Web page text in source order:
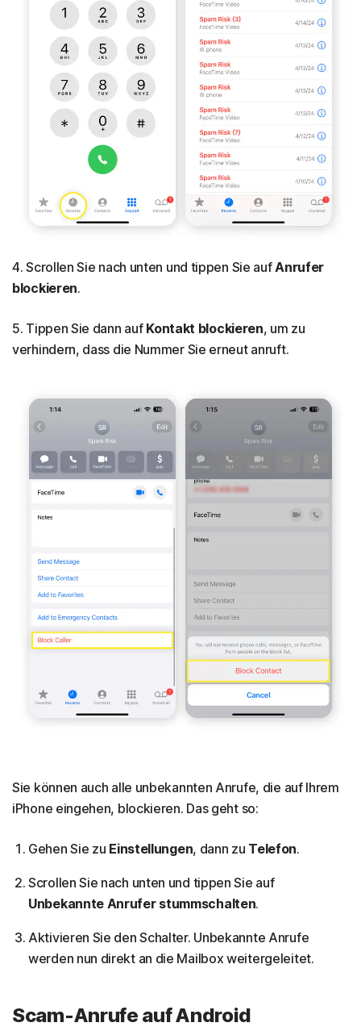
4. Scrollen Sie nach unten und tippen Sie aufAnrufer
blockieren.
5. Tippen Sie dann auf Kontakt blockieren, um zu
verhindern, dass die Nummer Sie erneut anruft.
Sie können auch alle unbekannten Anrufe, die auf Ihrem
iPhone eingehen, blockieren. Das geht so:
Gehen Sie zu Einstellungen, dann zu Telefon.
Scrollen Sie nach unten und tippen Sie auf
Unbekannte Anrufer stummschalten.
Aktivieren Sie den Schalter. Unbekannte Anrufe
werden nun direkt an die Mailbox weitergeleitet.
Scam-Anrufe auf Android